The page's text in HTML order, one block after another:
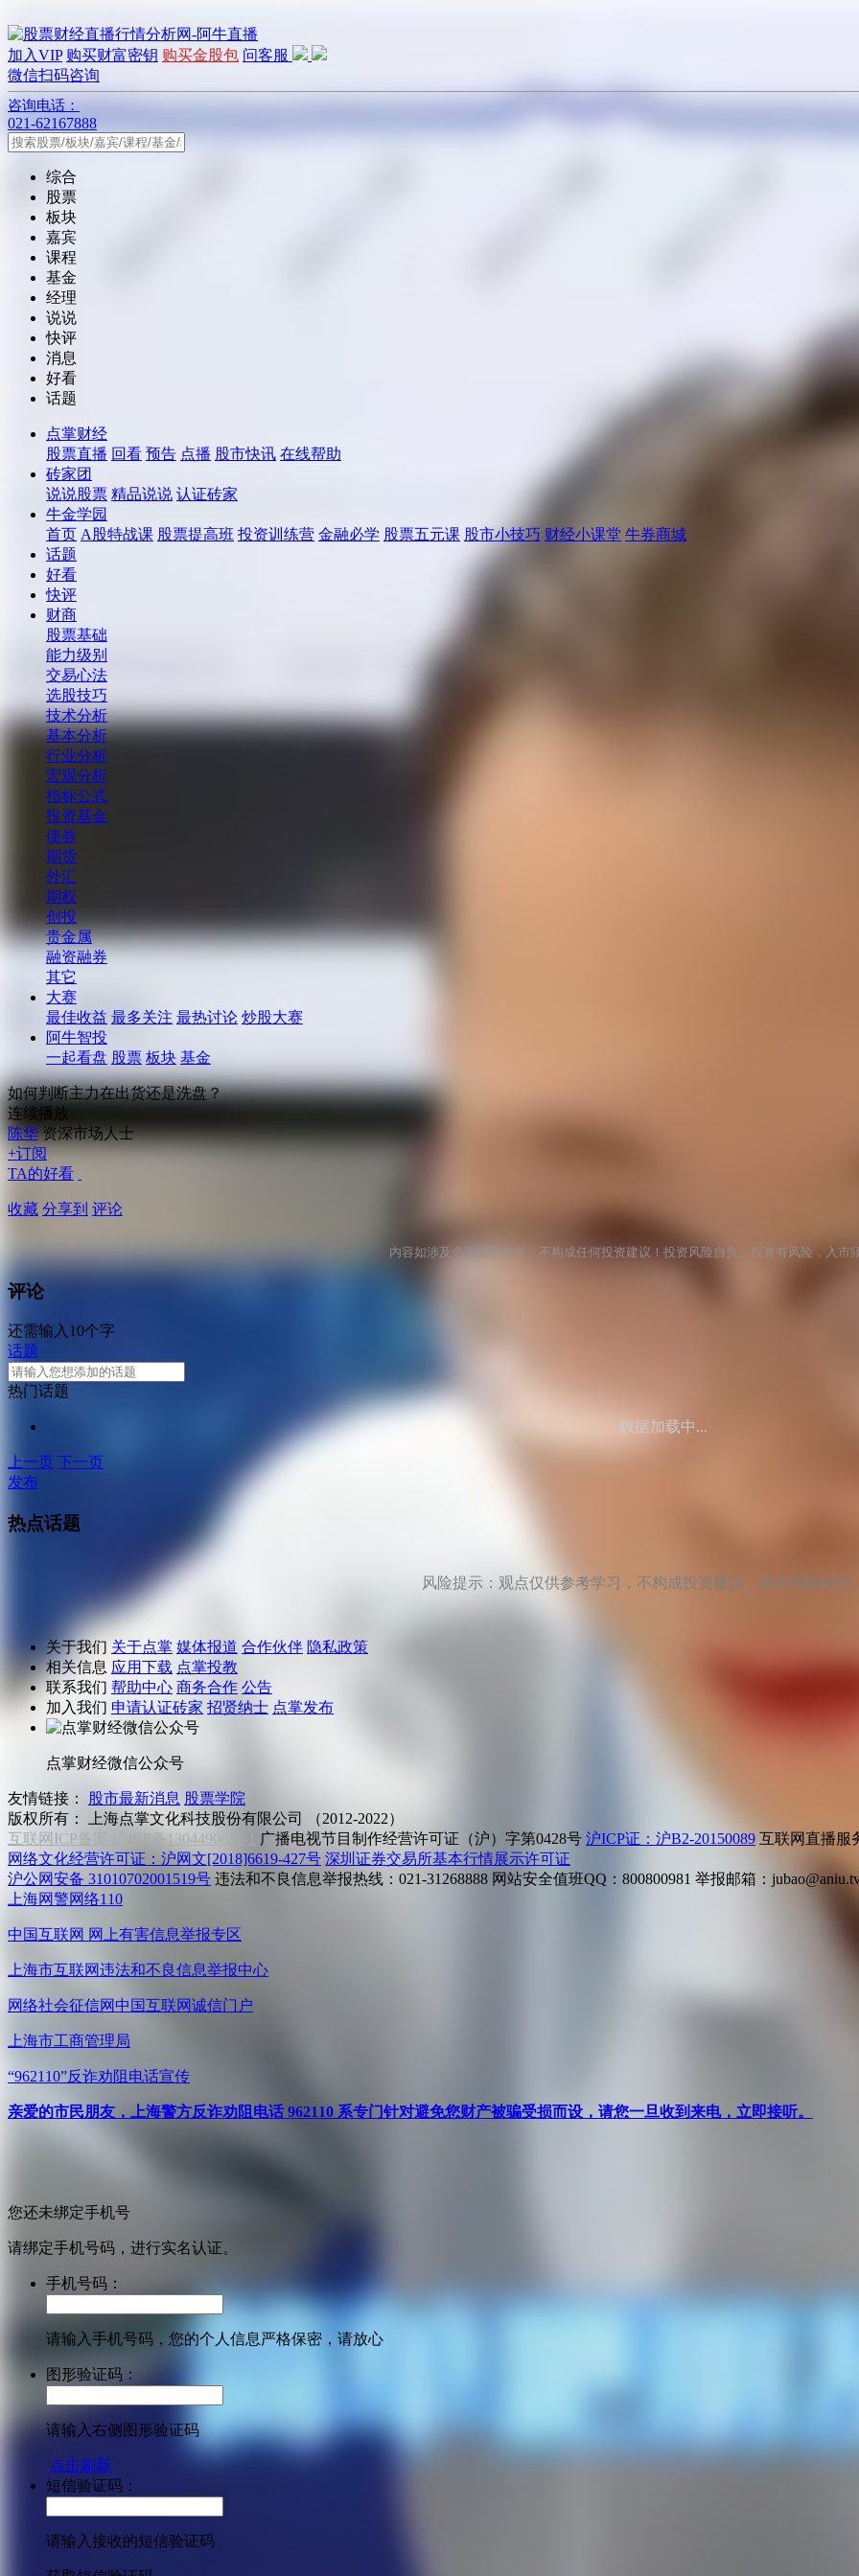
加入VIP 购买财富密钥 购买金股包 问客服
微信扫码咨询
咨询电话：
021-62167888
综合
股票
板块
嘉宾
课程
基金
经理
说说
快评
消息
好看
话题
点掌财经
股票直播 回看 预告 点播 股市快讯 在线帮助
砖家团
说说股票 精品说说 认证砖家
牛金学园
首页 A股特战课 股票提高班 投资训练营 金融必学 股票五元课 股市小技巧 财经小课堂 牛券商城
话题
好看
快评
财商
股票基础
能力级别
交易心法
选股技巧
技术分析
基本分析
行业分析
宏观分析
指标公式
投资基金
债券
期货
外汇
期权
创投
贵金属
融资融券
其它
大赛
最佳收益 最多关注 最热讨论 炒股大赛
阿牛智投
一起看盘 股票 板块 基金
如何判断主力在出货还是洗盘？
连续播放
陈华 资深市场人士
+订阅
TA的好看
收藏 分享到 评论
内容如涉及个股仅供参考，不构成任何投资建议！投资风险自负。投资有风险，入市
评论
还需输入10个字
话题
热门话题
数据加载中...
上一页 下一页
发布
热点话题
风险提示：观点仅供参考学习，不构成投资建议，操作风险自担
关于我们 关于点掌 媒体报道 合作伙伴 隐私政策
相关信息 应用下载 点掌投教
联系我们 帮助中心 商务合作 公告
加入我们 申请认证砖家 招贤纳士 点掌发布
点掌财经微信公众号
友情链接： 股市最新消息 股票学院
版权所有：
上海点掌文化科技股份有限公司 （2012-2022）
互联网ICP备案 沪ICP备13044908号-1
广播电视节目制作经营许可证（沪）字第0428号 沪ICP证：沪B2-20150089 互联网直播服
网络文化经营许可证：沪网文[2018]6619-427号 深圳证券交易所基本行情展示许可证
沪公网安备 31010702001519号 违法和不良信息举报热线：021-31268888 网站安全值班QQ：800800981 举报邮箱：
上海网警网络110
中国互联网 网上有害信息举报专区
上海市互联网违法和不良信息举报中心
网络社会征信网 中国互联网诚信门户
上海市工商管理局
“962110”反诈劝阻电话宣传
亲爱的市民朋友，上海警方反诈劝阻电话 962110 系专门针对避免您财产被骗受损而设，请您一旦收到来电，立即接听。
您还未绑定手机号
请绑定手机号码，进行实名认证。
手机号码：
请输入手机号码，您的个人信息严格保密，请放心
图形验证码：
请输入右侧图形验证码
点击刷新
短信验证码：
请输入接收的短信验证码